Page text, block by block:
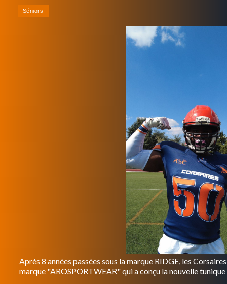
Après 8 années passées sous la marque RIDGE, les
marque "AROSPORTWEAR" qui a conçu la nouvelle